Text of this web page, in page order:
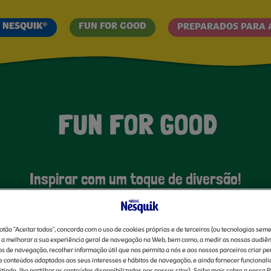
para
o
NESQUIK® FUN FOR GOOD PREPARADOS PARA
Inspirar com um toque de diversão!
informações sobre os compromissos
e o planeta. Descubra as formas
agricultores de cacau e as nossas ações
Descubra mais detalhes em baixo.
"Aceitar todos", concorda com o uso de cookies próprias e de terceiros (ou tecnologias
melhorar a sua experiência geral de navegação na Web, bem como, a medir as nossas
de navegação, recolher informação útil que nos permita a nós e aos nossos parceiros criar
conteúdos adaptados aos seus interesses e hábitos de navegação, e ainda fornecer